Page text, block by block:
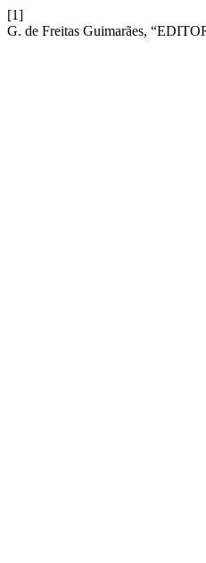
[1]
G. de Freitas Guimarães,